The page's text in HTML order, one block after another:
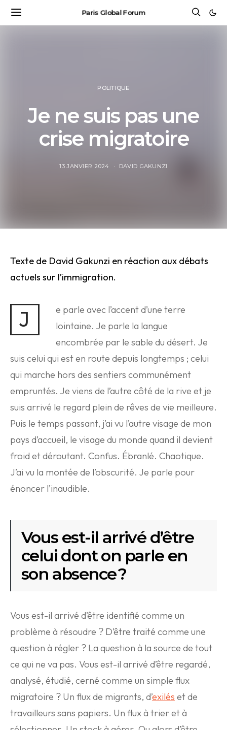
Paris Global Forum
POLITIQUE
Je ne suis pas une
crise migratoire
13 JANVIER 2024 DAVID GAKUNZI
Texte de David Gakunzi en réaction aux débats
actuels sur l’immigration.
J
e parle avec l’accent d’une terre
lointaine. Je parle la langue
encombrée par le sable du désert. Je
suis celui qui est en route depuis longtemps ; celui
qui marche hors des sentiers communément
empruntés. Je viens de l’autre côté de la rive et je
suis arrivé le regard plein de rêves de vie meilleure.
Puis le temps passant, j’ai vu l’autre visage de mon
pays d’accueil, le visage du monde quand il devient
froid et déroutant. Confus. Ébranlé. Chaotique.
J’ai vu la montée de l’obscurité. Je parle pour
énoncer l’inaudible.
Vous est-il arrivé d’être
celui dont on parle en
son absence ?
Vous est-il arrivé d’être identifié comme un
problème à résoudre ? D’être traité comme une
question à régler ? La question à la source de tout
ce qui ne va pas. Vous est-il arrivé d’être regardé,
analysé, étudié, cerné comme un simple flux
migratoire ? Un flux de migrants, d’exilés et de
travailleurs sans papiers. Un flux à trier et à